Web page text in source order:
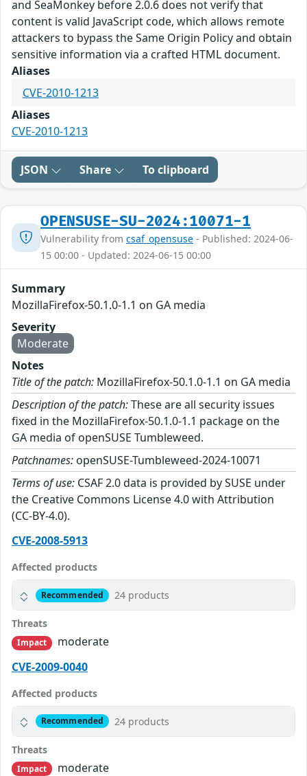
and SeaMonkey before 2.0.6 does not verify that
content is valid JavaScript code, which allows remote
attackers to bypass the Same Origin Policy and obtain
sensitive information via a crafted HTML document.
Aliases
CVE-2010-1213
Aliases
CVE-2010-1213
JSON Share To clipboard
OPENSUSE-SU-2024:10071-1
Vulnerability from csaf_opensuse - Published: 2024-06-
15 00:00 - Updated: 2024-06-15 00:00
Summary
MozillaFirefox-50.1.0-1.1 on GA media
Severity
Moderate
Notes
Title of the patch: MozillaFirefox-50.1.0-1.1 on GA media
Description of the patch:These are all security issues
fixed in the MozillaFirefox-50.1.0-1.1 package on the
GA media of openSUSE Tumbleweed.
Patchnames: openSUSE-Tumbleweed-2024-10071
Terms of use: CSAF 2.0 data is provided by SUSE under
the Creative Commons License 4.0 with Attribution
(CC-BY-4.0).
CVE-2008-5913
Affected products
Recommended 24 products
Threats
Impact
moderate
CVE-2009-0040
Affected products
Recommended 24 products
Threats
Impact
moderate